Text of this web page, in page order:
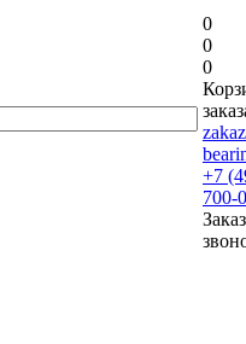
0
0
0
+7
700-